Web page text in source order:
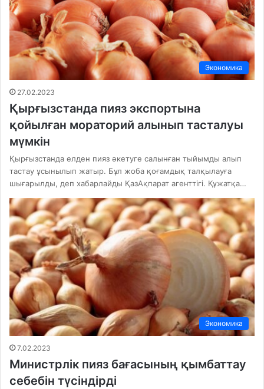
Экономика
27.02.2023
Қырғызстанда пияз экспортына
қойылған мораторий алынып тасталуы
мүмкін
Қырғызстанда елден пияз әкетуге салынған тыйымды алып
тастау ұсынылып жатыр. Бұл жоба қоғамдық талқылауға
шығарылды, деп хабарлайды ҚазАқпарат агенттігі. Құжатқа…
Экономика
7.02.2023
Министрлік пияз бағасының қымбаттау
себебін түсіндірді